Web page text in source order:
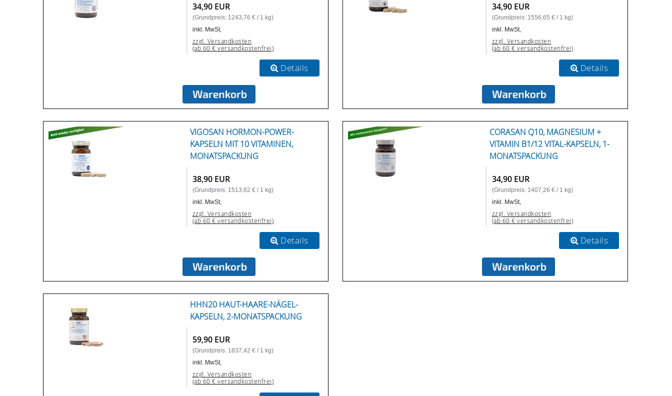
34,90 EUR
(Grundpreis: 1243,76 € / 1 kg)
inkl. MwSt,
zzgl. Versandkosten
(ab 60 € versandkostenfrei)
Details
34,90 EUR
(Grundpreis: 1556,65 € / 1 kg)
inkl. MwSt,
zzgl. Versandkosten
(ab 60 € versandkostenfrei)
Details
VIGOSAN HORMON-POWER-
KAPSELN MIT 10 VITAMINEN,
MONATSPACKUNG
38,90 EUR
(Grundpreis: 1513,62 € / 1 kg)
inkl. MwSt,
zzgl. Versandkosten
(ab 60 € versandkostenfrei)
Details
CORASAN Q10, MAGNESIUM +
VITAMIN B1/12 VITAL-KAPSELN, 1-
MONATSPACKUNG
34,90 EUR
(Grundpreis: 1407,26 € / 1 kg)
inkl. MwSt,
zzgl. Versandkosten
(ab 60 € versandkostenfrei)
Details
HHN20 HAUT-HAARE-NÄGEL-
KAPSELN, 2-MONATSPACKUNG
59,90 EUR
(Grundpreis: 1837,42 € / 1 kg)
inkl. MwSt,
zzgl. Versandkosten
(ab 60 € versandkostenfrei)